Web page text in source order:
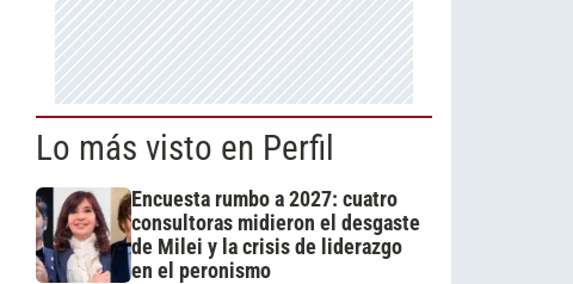
Lo más visto en Perfil
Encuesta rumbo a 2027: cuatro
consultoras midieron el desgaste
de Milei y la crisis de liderazgo
en el peronismo